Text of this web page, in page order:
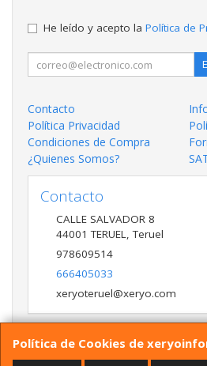
Política de Cookies de
He leído y acepto la Política de
Contacto
Política Privacidad
Condiciones de Compra
¿Quienes Somos?
Contacto
CALLE SALVADOR 8
44001 TERUEL,Teruel
978609514
666405033
xeryoteruel@xeryo.com
Horario